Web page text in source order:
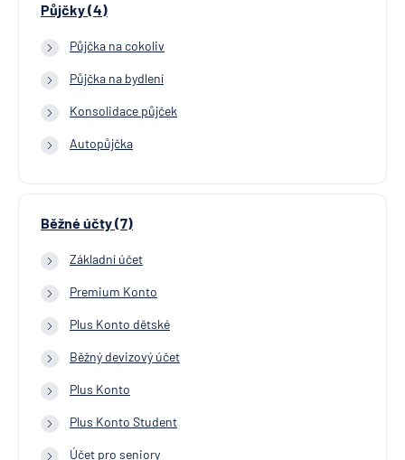
Půjčky (4)
Půjčka na cokoliv
Půjčka na bydlení
Konsolidace půjček
Autopůjčka
Běžné účty (7)
Základní účet
Premium Konto
Plus Konto dětské
Běžný devizový účet
Plus Konto
Plus Konto Student
Účet pro seniory